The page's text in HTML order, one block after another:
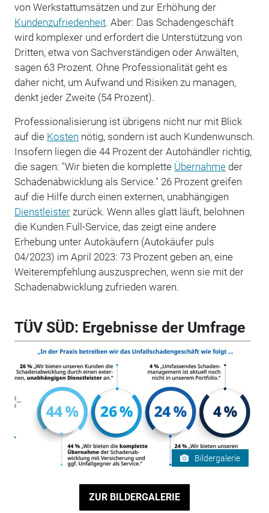
von Werkstattumsätzen und zur Erhöhung der
Kundenzufriedenheit. Aber: Das Schadengeschäft
wird komplexer und erfordert die Unterstützung von
Dritten, etwa von Sachverständigen oder Anwälten,
sagen 63 Prozent. Ohne Professionalität geht es
daher nicht, um Aufwand und Risiken zu managen,
denkt jeder Zweite (54 Prozent).
Professionalisierung ist übrigens nicht nur mit Blick
auf die Kosten nötig, sondern ist auch Kundenwunsch.
Insofern liegen die 44 Prozent der Autohändler richtig,
die sagen: "Wir bieten die komplette Übernahmeder
Schadenabwicklung als Service." 26 Prozent greifen
auf die Hilfe durch einen externen, unabhängigen
Dienstleisterzurück. Wenn alles glatt läuft, belohnen
die Kunden Full-Service, das zeigt eine andere
Erhebung unter Autokäufern (Autokäufer puls
04/2023) im April 2023: 73 Prozent geben an, eine
Weiterempfehlung auszusprechen, wenn sie mit der
Schadenabwicklung zufrieden waren.
TÜV SÜD: Ergebnisse der Umfrage
Bildergalerie
ZUR BILDERGALERIE